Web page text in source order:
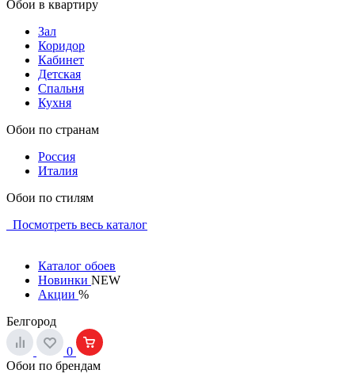
Обои в квартиру
Зал
Коридор
Кабинет
Детская
Спальня
Кухня
Обои по странам
Россия
Италия
Обои по стилям
Посмотреть весь каталог
Каталог обоев
Новинки NEW
Акции %
Белгород
0
Обои по брендам